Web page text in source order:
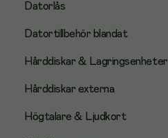
Datorlås
Datortillbehör blandat
Hårddiskar & Lagringsenheter
Hårddiskar externa
Högtalare & Ljudkort